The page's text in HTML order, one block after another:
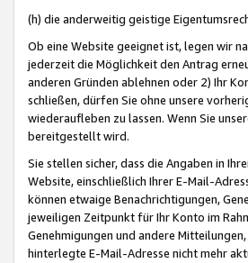
(h) die anderweitig geistige
Ob eine Website geeignet ist, legen wir
jederzeit die Möglichkeit den Antrag
anderen Gründen ablehnen oder 2) Ihr
schließen, dürfen Sie ohne unsere
wiederaufleben zu lassen. Wenn Sie
bereitgestellt wird.
Sie stellen sicher, dass die Angaben in
Website, einschließlich Ihrer E-Mail-
können etwaige Benachrichtigungen,
jeweiligen Zeitpunkt für Ihr Konto im
Genehmigungen und andere
hinterlegte E-Mail-Adresse nicht mehr